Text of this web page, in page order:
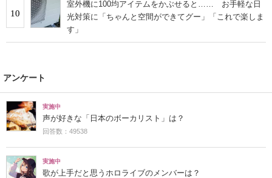
10
室外機に100均アイテムをかぶせると…… お手軽な日
光対策に「ちゃんと空間ができてグー」「これで楽しま
す」
アンケート
実施中
声が好きな「日本のボーカリスト」は？
回答数：49538
実施中
歌が上手だと思うホロライブのメンバーは？